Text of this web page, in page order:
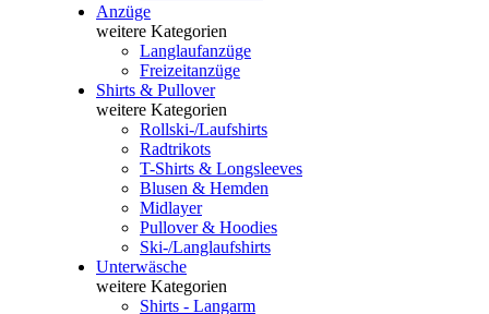
Anzüge
weitere Kategorien
Langlaufanzüge
Freizeitanzüge
Shirts & Pullover
weitere Kategorien
Rollski-/Laufshirts
Radtrikots
T-Shirts & Longsleeves
Blusen & Hemden
Midlayer
Pullover & Hoodies
Ski-/Langlaufshirts
Unterwäsche
weitere Kategorien
Shirts - Langarm